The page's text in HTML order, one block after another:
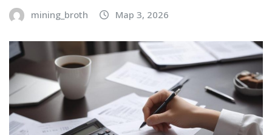
mining_broth Мар 3, 2026